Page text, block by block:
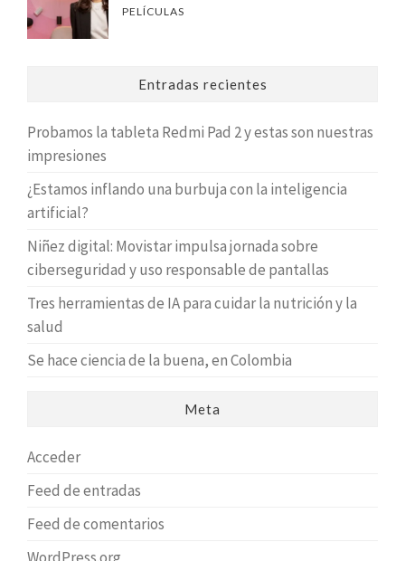
PELÍCULAS
Entradas recientes
Probamos la tableta Redmi Pad 2 y estas son nuestras
impresiones
¿Estamos inflando una burbuja con la inteligencia
artificial?
Niñez digital: Movistar impulsa jornada sobre
ciberseguridad y uso responsable de pantallas
Tres herramientas de IA para cuidar la nutrición y la
salud
Se hace ciencia de la buena, en Colombia
Meta
Acceder
Feed de entradas
Feed de comentarios